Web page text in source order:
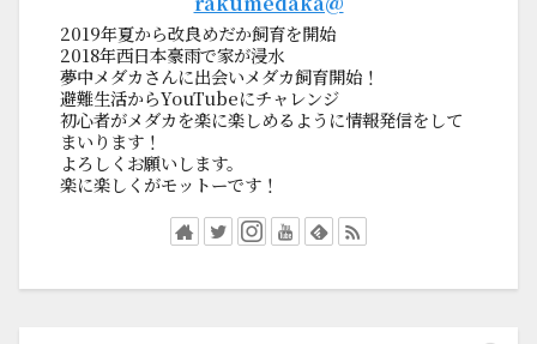
2019年夏から改良めだか飼育を開始
2018年西日本豪雨で家が浸水
夢中メダカさんに出会いメダカ飼育開始！
避難生活からYouTubeにチャレンジ
初心者がメダカを楽に楽しめるように情報発信をして
まいります！
よろしくお願いします。
楽に楽しくがモットーです！